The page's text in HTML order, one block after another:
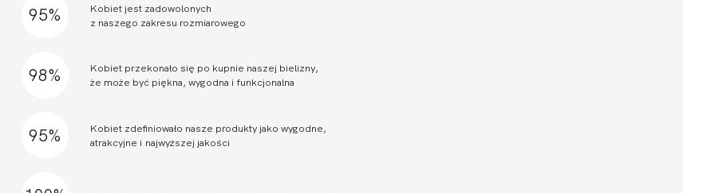
95%
Kobiet jest zadowolonych
z naszego zakresu rozmiarowego
98%
Kobiet przekonało się po kupnie naszej bielizny,
że może być piękna, wygodna i funkcjonalna
95%
Kobiet zdefiniowało nasze produkty jako wygodne,
atrakcyjne i najwyższej jakości